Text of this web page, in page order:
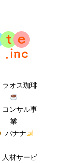
ラオス珈琲
コンサル事
業
バナナ
人材サービ